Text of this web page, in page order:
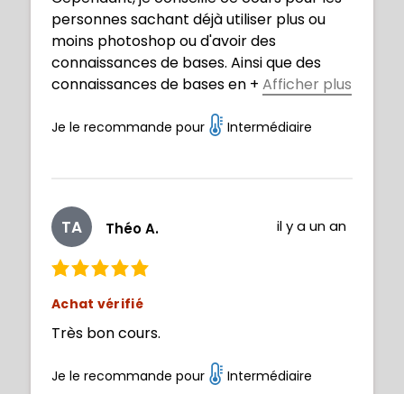
personnes sachant déjà utiliser plus ou
moins photoshop ou d'avoir des
connaissances de bases. Ainsi que des
connaissances de bases en + Afficher plus
c'est incroyable et enrichissant tout ce
Je le recommande pour Intermédiaire
TA Théo A. il y a un an
Achat vérifié
Très bon cours.
Je le recommande pour Intermédiaire